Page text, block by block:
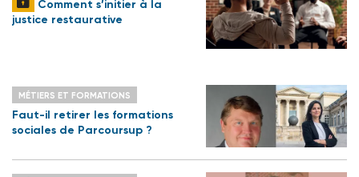
Comment s’initier à la
justice restaurative
MÉTIERS ET FORMATIONS
Faut-il retirer les formations
sociales de Parcoursup ?